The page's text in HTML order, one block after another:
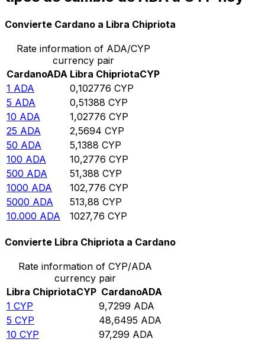
Convierte Cardano a Libra Chipriota
Rate information of ADA/CYP
currency pair
CardanoADA Libra ChipriotaCYP
1 ADA 0,102776 CYP
5 ADA 0,51388 CYP
10 ADA 1,02776 CYP
25 ADA 2,5694 CYP
50 ADA 5,1388 CYP
100 ADA 10,2776 CYP
500 ADA 51,388 CYP
1000 ADA 102,776 CYP
5000 ADA 513,88 CYP
10.000 ADA 1027,76 CYP
Convierte Libra Chipriota a Cardano
Rate information of CYP/ADA
currency pair
Libra ChipriotaCYP CardanoADA
1 CYP 9,7299 ADA
5 CYP 48,6495 ADA
10 CYP 97,299 ADA